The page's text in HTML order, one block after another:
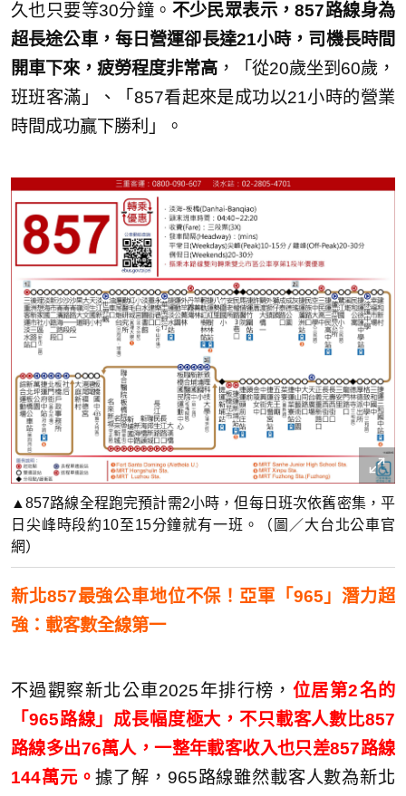
久也只要等30分鐘。 不少民眾表示，857路線身為
超長途公車，每日營運卻長達21小時，司機長時間
開車下來，疲勞程度非常高 ，「從20歲坐到60歲，
班班客滿」、「857看起來是成功以21小時的營業
時間成功贏下勝利」。
▲857路線全程跑完預計需2小時，但每日班次依舊密集，平
日尖峰時段約10至15分鐘就有一班。（圖／大台北公車官
網）
新北857最強公車地位不保！亞軍「965」潛力超
強：載客數全線第一
不過觀察新北公車2025年排行榜， 位居第2名的
「965路線」成長幅度極大，不只載客人數比857
路線多出76萬人，一整年載客收入也只差857路線
144萬元。據了解，965路線雖然載客人數為新北